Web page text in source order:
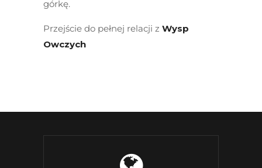
górkę.
Przejście do pełnej relacji z Wysp
Owczych